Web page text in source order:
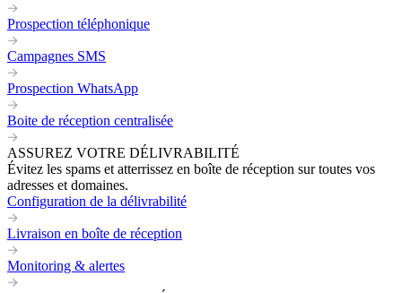
Prospection téléphonique
Campagnes SMS
Prospection WhatsApp
Boite de réception centralisée
ASSUREZ VOTRE DÉLIVRABILITÉ
Évitez les spams et atterrissez en boîte de réception sur toutes vos
adresses et domaines.
Configuration de la délivrabilité
Livraison en boîte de réception
Monitoring & alertes